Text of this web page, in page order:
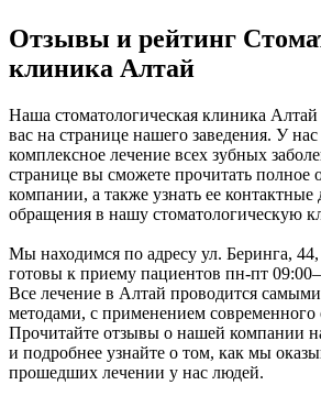
Отзывы и рейтинг
клиника Алтай
Наша стоматологическая клиника Алтай
вас на странице нашего заведения. У
комплексное лечение всех зубных
странице вы сможете прочитать полное
компании, а также узнать ее контактные
обращения в нашу стоматологическую
Мы находимся по адресу ул. Беринга,
готовы к приему пациентов пн-пт
Все лечение в Алтай проводится
методами, с применением современного
Прочитайте отзывы о нашей компании
и подробнее узнайте о том, как мы
прошедших лечении у нас людей.